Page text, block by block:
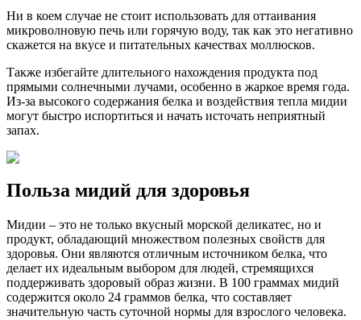
Ни в коем случае не стоит использовать для оттаивания
микроволновую печь или горячую воду, так как это негативно
скажется на вкусе и питательных качествах моллюсков.
Также избегайте длительного нахождения продукта под
прямыми солнечными лучами, особенно в жаркое время года.
Из-за высокого содержания белка и воздействия тепла мидии
могут быстро испортиться и начать источать неприятный
запах.
Польза мидий для здоровья
Мидии – это не только вкусный морской деликатес, но и
продукт, обладающий множеством полезных свойств для
здоровья. Они являются отличным источником белка, что
делает их идеальным выбором для людей, стремящихся
поддерживать здоровый образ жизни. В 100 граммах мидий
содержится около 24 граммов белка, что составляет
значительную часть суточной нормы для взрослого человека.